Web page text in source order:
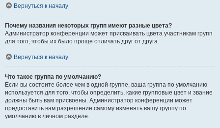
Вернуться к началу
Почему названия некоторых групп имеют разные цвета?
Администратор конференции может присваивать цвета участникам групп
для того, чтобы их было проще отличать друг от друга.
Вернуться к началу
Что такое группа по умолчанию?
Если вы состоите более чем в одной группе, ваша группа по умолчанию
используется для того, чтобы определить, какие групповые цвет и звание
должны быть вам присвоены. Администратор конференции может
предоставить вам разрешение самому изменять вашу группу по
умолчанию в личном разделе.